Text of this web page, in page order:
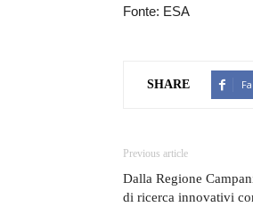
Fonte: ESA
SHARE
Previous article
Dalla Regione
di ricerca innovativi